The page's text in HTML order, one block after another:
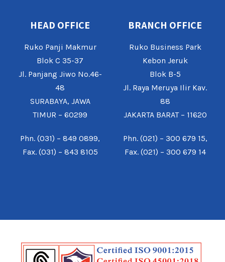
HEAD OFFICE
Ruko Panji Makmur
Blok C 35-37
Jl. Panjang Jiwo No.46-
48
SURABAYA, JAWA
TIMUR – 60299
Phn. (031) – 849 0899,
Fax. (031) – 843 8105
BRANCH OFFICE
Ruko Business Park
Kebon Jeruk
Blok B-5
Jl. Raya Meruya Ilir Kav.
88
JAKARTA BARAT – 11620
Phn. (021) – 300 679 15,
Fax. (021) – 300 679 14